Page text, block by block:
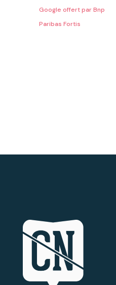
Google offert par Bnp
Paribas Fortis